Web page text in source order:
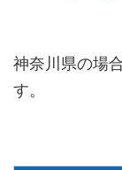
神奈川県の場
す。